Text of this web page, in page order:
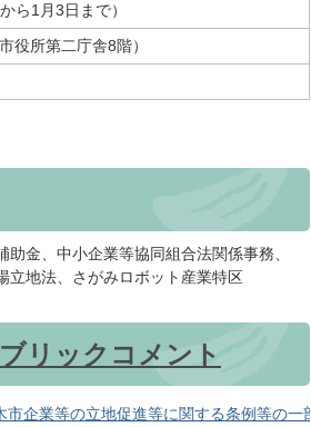
ら1月3日まで）
役所第二庁舎8階）
金、中小企業等協同組合法関係事務、
立地法、さがみロボット産業特区
リックコメント
市企業等の立地促進等に関する条例等の一部